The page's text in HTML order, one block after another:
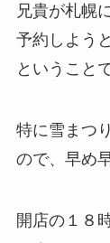
兄貴が札幌
予約しよう
ということ
特に雪まつ
ので、早め
開店の１８